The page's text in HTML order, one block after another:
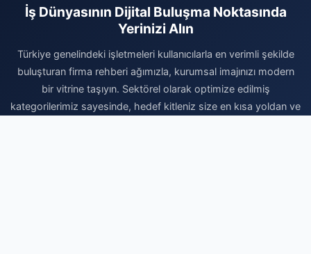
İş Dünyasının Dijital Buluşma Noktasında
Yerinizi Alın
Türkiye genelindeki işletmeleri kullanıcılarla en verimli şekilde
buluşturan firma rehberi ağımızla, kurumsal imajınızı modern
bir vitrine taşıyın. Sektörel olarak optimize edilmiş
kategorilerimiz sayesinde, hedef kitleniz size en kısa yoldan ve